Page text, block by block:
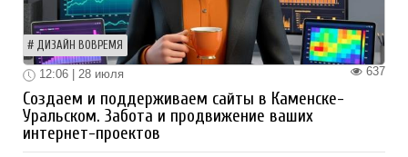
ДИЗАЙН ВОВРЕМЯ
637
12:06 | 28 июля
Создаем и поддерживаем сайты в Каменске-
Уральском. Забота и продвижение ваших
интернет-проектов